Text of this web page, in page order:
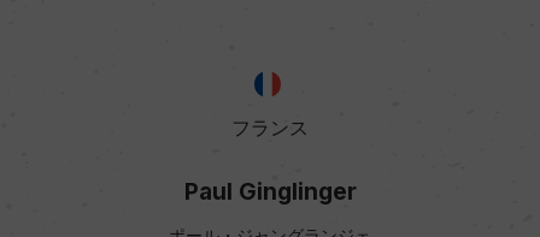
フランス
Paul Ginglinger